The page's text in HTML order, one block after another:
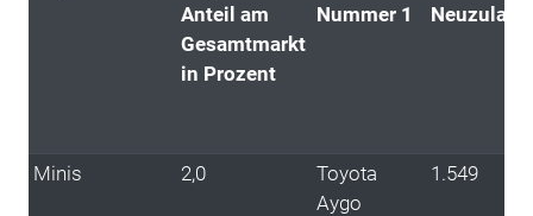
Anteil am
Gesamtmarkt
in Prozent
Nummer 1
Minis 2,0
Toyota
Aygo
1.549